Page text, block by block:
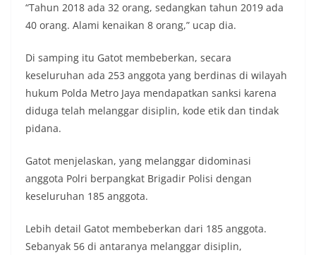
“Tahun 2018 ada 32 orang, sedangkan tahun 2019 ada
40 orang. Alami kenaikan 8 orang,” ucap dia.
Di samping itu Gatot membeberkan, secara
keseluruhan ada 253 anggota yang berdinas di wilayah
hukum Polda Metro Jaya mendapatkan sanksi karena
diduga telah melanggar disiplin, kode etik dan tindak
pidana.
Gatot menjelaskan, yang melanggar didominasi
anggota Polri berpangkat Brigadir Polisi dengan
keseluruhan 185 anggota.
Lebih detail Gatot membeberkan dari 185 anggota.
Sebanyak 56 di antaranya melanggar disiplin,